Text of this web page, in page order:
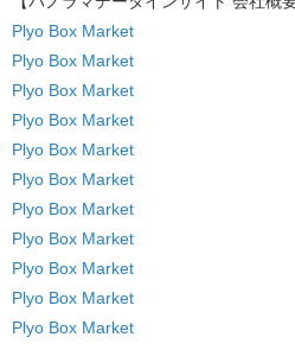
Plyo Box Market
Plyo Box Market
Plyo Box Market
Plyo Box Market
Plyo Box Market
Plyo Box Market
Plyo Box Market
Plyo Box Market
Plyo Box Market
Plyo Box Market
Plyo Box Market